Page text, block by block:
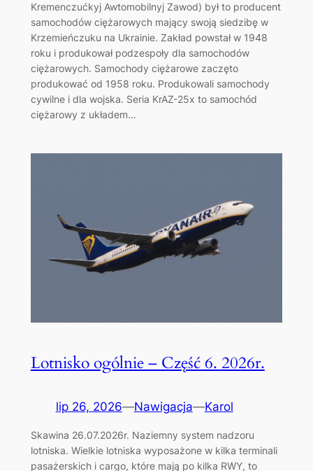
Kremenczućkyj Awtomobilnyj Zawod) był to producent
samochodów ciężarowych mający swoją siedzibę w
Krzemieńczuku na Ukrainie. Zakład powstał w 1948
roku i produkował podzespoły dla samochodów
ciężarowych. Samochody ciężarowe zaczęto
produkować od 1958 roku. Produkowali samochody
cywilne i dla wojska. Seria KrAZ-25x to samochód
ciężarowy z układem…
Lotnisko ogólnie – Część 6. 2026r.
lip 26, 2026—Nawigacja—Karol
Skawina 26.07.2026r. Naziemny system nadzoru
lotniska. Wielkie lotniska wyposażone w kilka terminali
pasażerskich i cargo, które mają po kilka RWY, to